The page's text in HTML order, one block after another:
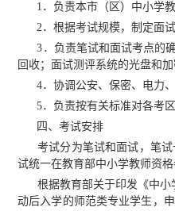
1．负责本市（区）中小学教
2．根据考试规模，制定面试
3．负责笔试和面试考点的确
回收；面试测评系统的光盘和
4．协调公安、保密、电力、
5．负责按有关标准对各考区
四、考试安排
考试分为笔试和面试，笔试
试统一在教育部中小学教师资
根据教育部关于印发《中小
动后入学的师范类专业学生，